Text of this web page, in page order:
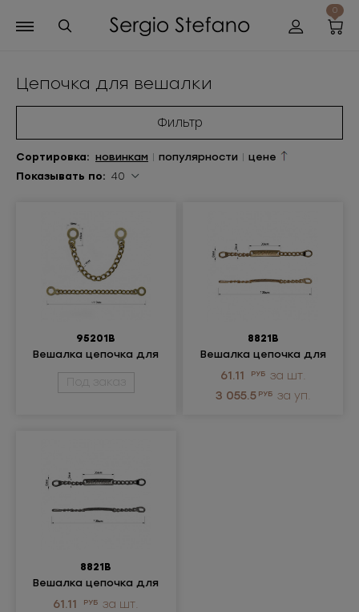
0
Цепочка для вешалки
Фильтр
Сортировка: новинкам | популярности | цене
Показывать по: 40
95201В
Вешалка цепочка для
одежды
металлическая
Под заказ
8821В
Вешалка цепочка для
одежды
61.11 РУБ за шт.
3 055.5 РУБ за уп.
8821В
Вешалка цепочка для
одежды
61.11 РУБ за шт.